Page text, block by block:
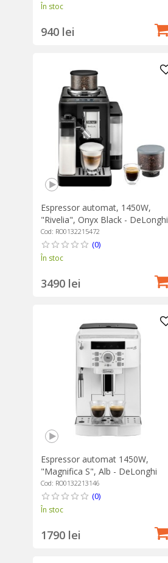
În stoc
940 lei
Espressor automat, 1450W,
"Rivelia", Onyx Black - DeLonghi
Cod: RO0132215472
(0)
În stoc
3490 lei
Espressor automat 1450W,
"Magnifica S", Alb - DeLonghi
Cod: RO0132213146
(0)
În stoc
1790 lei